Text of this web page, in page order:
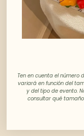
Ten en cuenta el
variará en función del
y del tipo de evento.
consultar qué